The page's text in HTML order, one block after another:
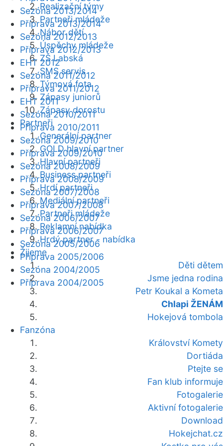
Realizační týmy
Partneři mládeže
Nábor dětí
Úspěchy mládeže
ZŠ Labská
SMS servis
Týmová fota
Zápasy juniorů
Zápasy dorostu
Partneři
Generální partner
GOLD hlavní partner
Hlavní partneři
Business partneři
Hrdí partneři
Mediální partneři
Partneři mládeže
Reklamní nabídka
Hrdý partner - nabídka
Žijeme
Děti dětem
Jsme jedna rodina
Petr Koukal a Kometa
Chlapi ŽENÁM
Hokejová tombola
Fanzóna
Království Komety
Dortiáda
Ptejte se
Fan klub informuje
Fotogalerie
Aktivní fotogalerie
Download
Hokejchat.cz
Sezóna 2013/2014
Příprava 2013/2014
Sezóna 2012/2013
Příprava 2012/2013
EHT 2012
Sezóna 2011/2012
Příprava 2011/2012
EHT 2011
Sezóna 2010/2011
Příprava 2010/2011
Sezóna 2009/2010
Příprava 2009/2010
Sezóna 2008/2009
Příprava 2008/2009
Sezóna 2007/2008
Příprava 2007/2008
Sezóna 2006/2007
Příprava 2006/2007
Sezóna 2005/2006
Příprava 2005/2006
Sezóna 2004/2005
Příprava 2004/2005